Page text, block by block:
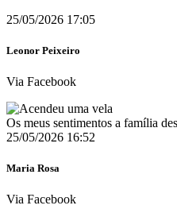
25/05/2026 17:05
Leonor Peixeiro
Via Facebook
Os meus sentimentos a família
25/05/2026 16:52
Maria Rosa
Via Facebook